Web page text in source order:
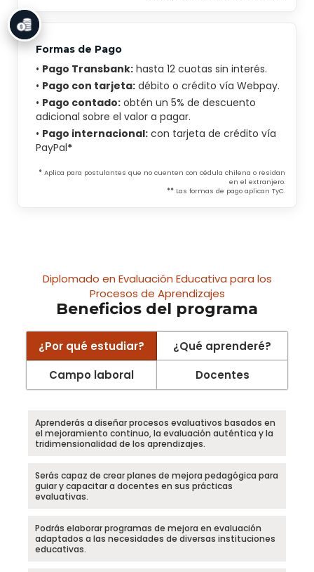
Formas de Pago
• Pago Transbank: hasta 12 cuotas sin interés.
• Pago con tarjeta: débito o crédito vía Webpay.
• Pago contado: obtén un 5% de descuento
adicional sobre el valor a pagar.
• Pago internacional: con tarjeta de crédito vía
PayPal*
* Aplica para postulantes que no cuenten con cédula chilena o residan
en el extranjero.
** Las formas de pago aplican TyC.
Diplomado en Evaluación Educativa para los
Procesos de Aprendizajes
Beneficios del programa
¿Por qué estudiar?
¿Qué aprenderé?
Campo laboral
Docentes
Aprenderás a diseñar procesos evaluativos basados en
el mejoramiento continuo, la evaluación auténtica y la
tridimensionalidad de los aprendizajes.
Serás capaz de crear planes de mejora pedagógica para
guiar y capacitar a docentes en sus prácticas
evaluativas.
Podrás elaborar programas de mejora en evaluación
adaptados a las necesidades de diversas instituciones
educativas.